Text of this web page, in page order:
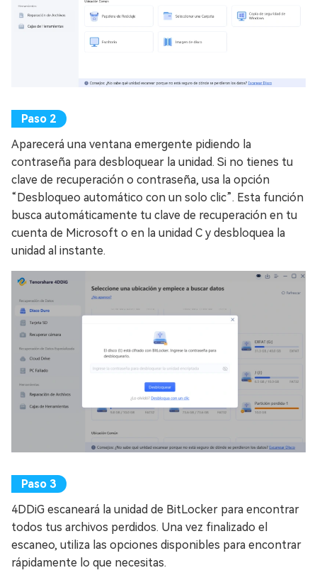
Aparecerá una ventana emergente pidiendo la
contraseña para desbloquear la unidad. Si no tienes tu
clave de recuperación o contraseña, usa la opción
“Desbloqueo automático con un solo clic”. Esta función
busca automáticamente tu clave de recuperación en tu
cuenta de Microsoft o en la unidad C y desbloquea la
unidad al instante.
4DDiG escaneará la unidad de BitLocker para encontrar
todos tus archivos perdidos. Una vez finalizado el
escaneo, utiliza las opciones disponibles para encontrar
rápidamente lo que necesitas.